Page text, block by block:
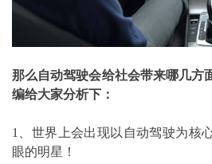
那么自动驾驶会给社会带来哪几方
编给大家分析下：
1、世界上会出现以自动驾驶为核
眼的明星！